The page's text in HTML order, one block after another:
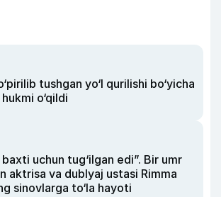
tushgan yo‘l qurilishi bo‘yicha
o‘qildi
uchun tug‘ilgan edi”. Bir umr
aktrisa va dublyaj ustasi Rimma
sinovlarga to‘la hayoti